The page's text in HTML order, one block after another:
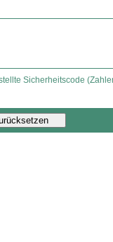
Sicherheitscode